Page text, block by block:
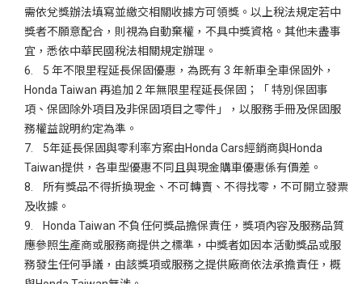
需依兌獎辦法填寫並繳交相關收據方可領獎。以上稅法規定若中
獎者不願意配合，則視為自動棄權，不具中獎資格。其他未盡事
宜，悉依中華民國稅法相關規定辦理。
6. 5 年不限里程延長保固優惠，為既有 3 年新車全車保固外，
Honda Taiwan 再追加 2 年無限里程延長保固；「 特別保固事
項、保固除外項目及非保固項目之零件」，以服務手冊及保固服
務權益說明約定為準。
7. 5年延長保固與零利率方案由Honda Cars經銷商與Honda
Taiwan提供，各車型優惠不同且與現金購車優惠係有價差。
8. 所有獎品不得折換現金、不可轉賣、不得找零，不可開立發票
及收據。
9. Honda Taiwan 不負任何獎品擔保責任，獎項內容及服務品質
應參照生產商或服務商提供之標準，中獎者如因本活動獎品或服
務發生任何爭議，由該獎項或服務之提供廠商依法承擔責任，概